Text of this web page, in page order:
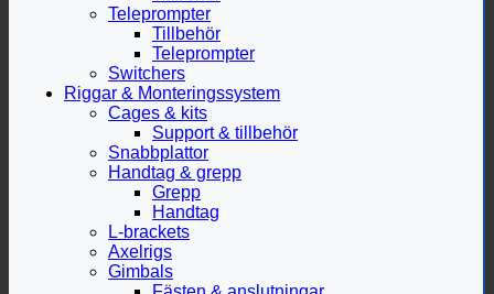
Teleprompter
Tillbehör
Teleprompter
Switchers
Riggar & Monteringssystem
Cages & kits
Support & tillbehör
Snabbplattor
Handtag & grepp
Grepp
Handtag
L-brackets
Axelrigs
Gimbals